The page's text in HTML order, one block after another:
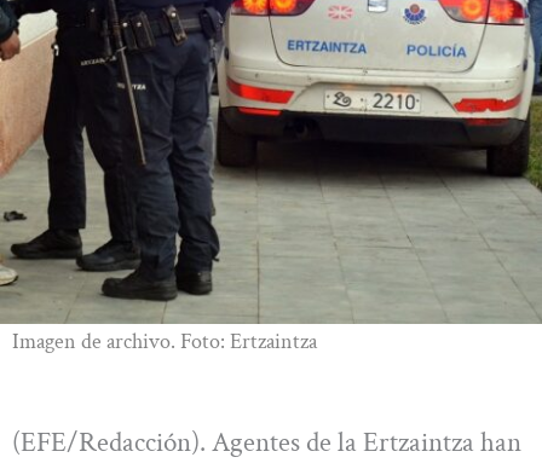
Imagen de archivo. Foto: Ertzaintza
(EFE/Redacción). Agentes de la Ertzaintza han